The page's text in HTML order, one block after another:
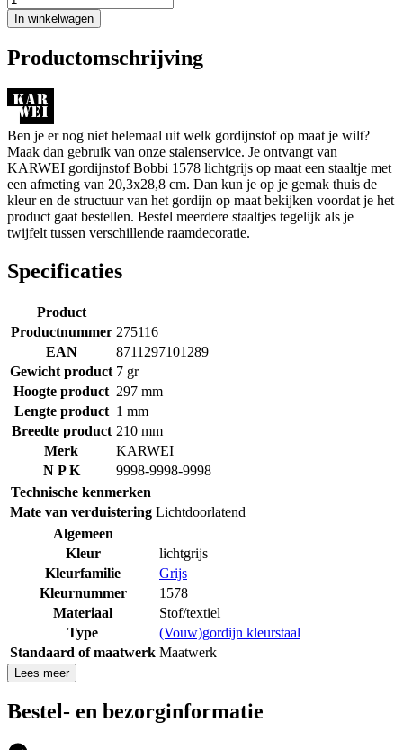
In winkelwagen
Productomschrijving
Ben je er nog niet helemaal uit welk gordijnstof op maat je wilt?
Maak dan gebruik van onze stalenservice. Je ontvangt van
KARWEI gordijnstof Bobbi 1578 lichtgrijs op maat een staaltje met
een afmeting van 20,3x28,8 cm. Dan kun je op je gemak thuis de
kleur en de structuur van het gordijn op maat bekijken voordat je het
product gaat bestellen. Bestel meerdere staaltjes tegelijk als je
twijfelt tussen verschillende raamdecoratie.
Specificaties
Product
Productnummer 275116
EAN
8711297101289
Gewicht product 7 gr
Hoogte product 297 mm
Lengte product 1 mm
Breedte product 210 mm
Merk
KARWEI
N P K
9998-9998-9998
Technische kenmerken
Mate van verduistering Lichtdoorlatend
Algemeen
Kleur
lichtgrijs
Kleurfamilie
Grijs
Kleurnummer
1578
Materiaal
Stof/textiel
Type
(Vouw)gordijn kleurstaal
Standaard of maatwerk Maatwerk
Lees meer
Bestel- en bezorginformatie